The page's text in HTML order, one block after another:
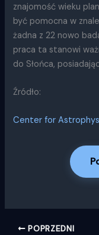
znajomość wieku
być pomocna w
żadna z 22 nowo
praca ta stanowi
do Słońca,
Źródło:
Center for
POPRZEDNI